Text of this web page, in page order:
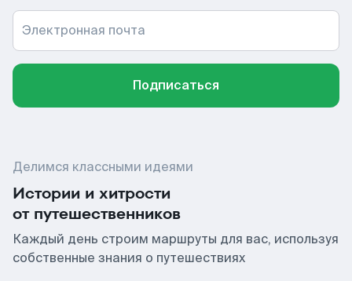
Электронная почта
Подписаться
Делимся классными идеями
Истории и хитрости
от путешественников
Каждый день строим маршруты для вас, используя
собственные знания о путешествиях